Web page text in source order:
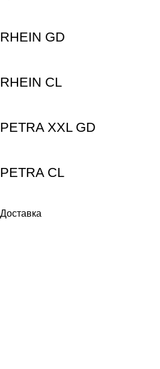
RHEIN GD
RHEIN CL
PETRA XXL GD
PETRA CL
Доставка